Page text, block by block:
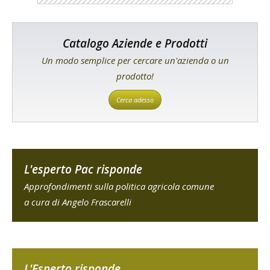
Catalogo Aziende e Prodotti
Un modo semplice per cercare un'azienda o un
prodotto!
Cerca adesso
L'esperto Pac risponde
Approfondimenti sulla politica agricola comune
a cura di Angelo Frascarelli